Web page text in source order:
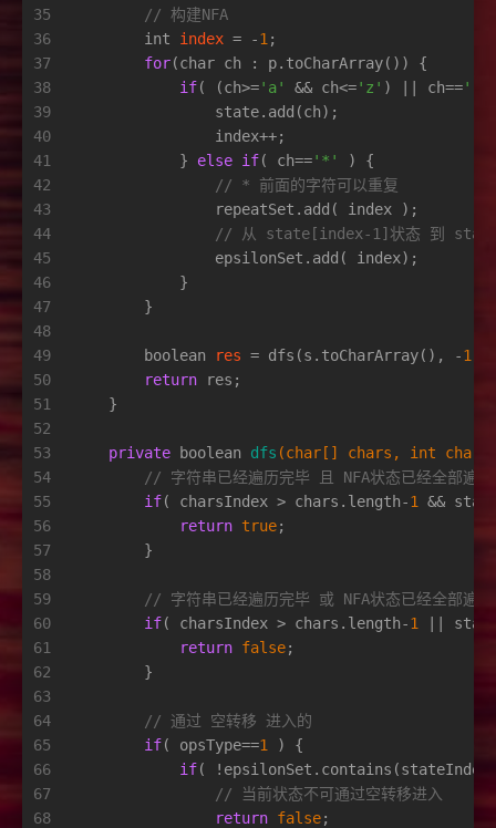
35
36
37
38
39
40
41
42
43
44
45
46
47
48
49
50
51
52
53
54
55
56
57
58
59
60
61
62
63
64
65
66
67
68
// 构建NFA
int
index = -1 ;
for(char ch : p.toCharArray()) {
if( (ch>='a' && ch<='z' ) || ch=='.'
                state.add(ch);
                index++;
            }
else if( ch=='*'
) {
// * 前面的字符可以重复
                repeatSet.add( index );
// 从 state[index-1]状态 到
                epsilonSet.add( index);
            }
        }
boolean res = dfs(s.toCharArray(), -1
return res;
    }
private boolean dfs (char [] chars, int
// 字符串已经遍历完毕 且 NFA状态已经全部遍
if( charsIndex > chars.length-1
&&
return true;
        }
// 字符串已经遍历完毕 或 NFA状态已经全部遍
if( charsIndex > chars.length-1
||
return false;
        }
// 通过 空转移 进入的
if( opsType==1
) {
if(
// 当前状态不可通过空转移进入
return false;